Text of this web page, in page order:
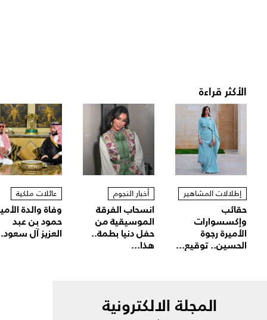
الأكثر قراءة
إطلالات المشاهير
حقائب
وإكسسوارات
الأميرة رجوة
الحسين.. توقيع...
أخبار النجوم
انسحاب الفرقة
الموسيقية من
حفل دنيا بطمة..
هذا...
عائلات ملكية
وفاة والدة
حمود بن عبد
العزيز آل
المجلة الالكترونية